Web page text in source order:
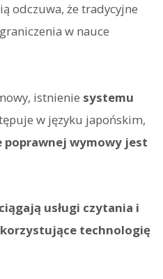
odczuwa, że tradycyjne
w nauce
istnienie systemu
w języku japońskim,
poprawnej wymowy jest
usługi czytania i
technologię